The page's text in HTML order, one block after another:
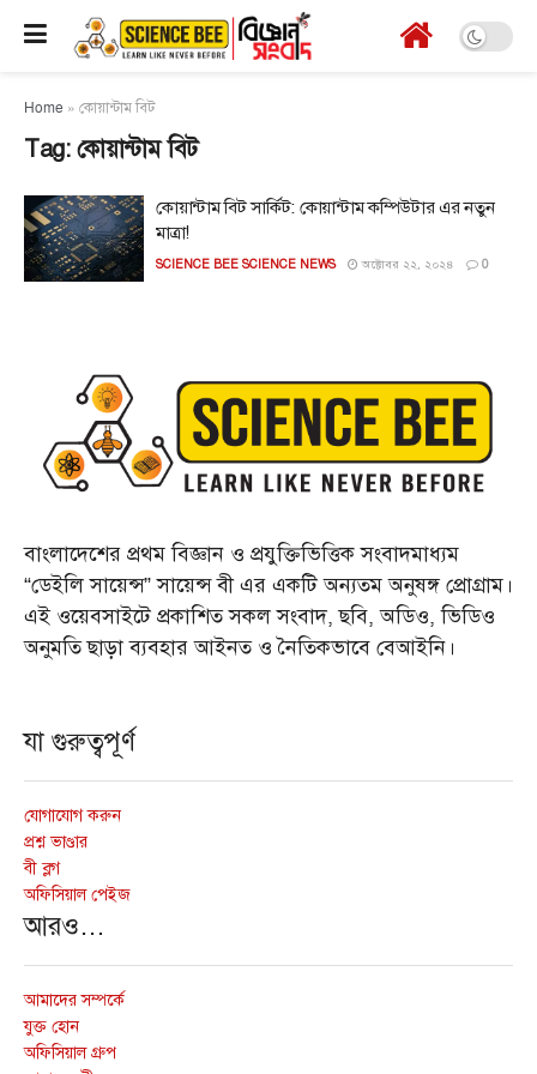
Home » কোয়ান্টাম বিট
Tag: কোয়ান্টাম বিট
কোয়ান্টাম বিট সার্কিট: কোয়ান্টাম কম্পিউটার এর নতুন
মাত্রা!
SCIENCE BEE SCIENCE NEWS অক্টোবর ২২, ২০২৪ 0
বাংলাদেশের প্রথম বিজ্ঞান ও প্রযুক্তিভিত্তিক সংবাদমাধ্যম
“ডেইলি সায়েন্স” সায়েন্স বী এর একটি অন্যতম অনুষঙ্গ প্রোগ্রাম।
এই ওয়েবসাইটে প্রকাশিত সকল সংবাদ, ছবি, অডিও, ভিডিও
অনুমতি ছাড়া ব্যবহার আইনত ও নৈতিকভাবে বেআইনি।
যা গুরুত্বপূর্ণ
যোগাযোগ করুন
প্রশ্ন ভাণ্ডার
বী ব্লগ
অফিসিয়াল পেইজ
আরও…
আমাদের সম্পর্কে
যুক্ত হোন
অফিসিয়াল গ্রুপ